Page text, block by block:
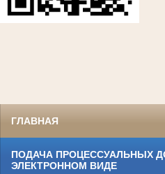
ГЛАВНАЯ
ПОДАЧА ПРОЦЕССУАЛЬНЫХ
ЭЛЕКТРОННОМ ВИДЕ